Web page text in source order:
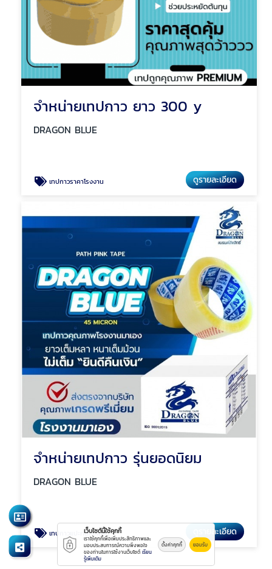
จำหน่ายเทปกาว ยาว 300 y
DRAGON BLUE
เทปกาวราคาโรงงาน ดูรายละเอียด
จำหน่ายเทปกาว รุ่นยอดนิยม
DRAGON BLUE
เทปกาวแปะกล่องพัสดุ ดูรายละเอียด
เว็บไซต์นี้ใช้คุกกี้
เราใช้คุกกี้เพื่อเพิ่มประสิทธิภาพและ
มอบประสบการณ์ความพึงพอใจ
ของท่านในการใช้งานเว็บไซต์ เรียน
รู้เพิ่มเติม
ตั้งค่าคุกกี้ ยอมรับ